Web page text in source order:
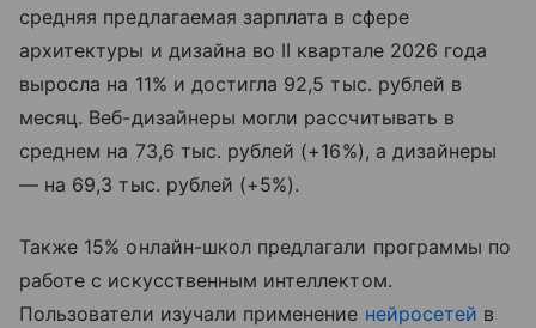
средняя предлагаемая зарплата в сфере
архитектуры и дизайна во II квартале 2026 года
выросла на 11% и достигла 92,5 тыс. рублей в
месяц. Веб-дизайнеры могли рассчитывать в
среднем на 73,6 тыс. рублей (+16%), а дизайнеры
— на 69,3 тыс. рублей (+5%).
Также 15% онлайн-школ предлагали программы по
работе с искусственным интеллектом.
Пользователи изучали применение нейросетей в